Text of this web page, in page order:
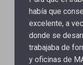
había que
excelente, a
donde se
trabajaba de
y oficinas de